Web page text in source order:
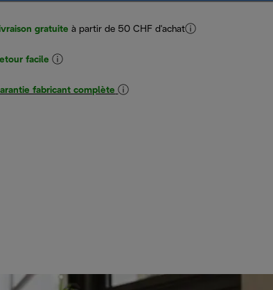
gratuite à partir de 50 CHF d'achat
facile
fabricant complète